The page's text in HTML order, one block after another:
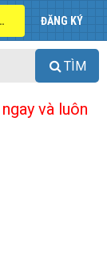
ĐĂNG KÝ
TÌM
và luôn